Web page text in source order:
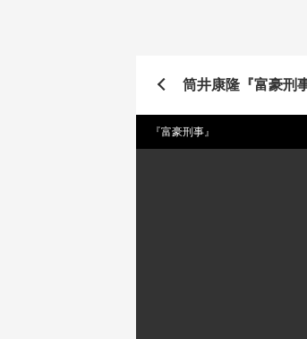
筒井康隆『富豪刑
『富豪刑事』